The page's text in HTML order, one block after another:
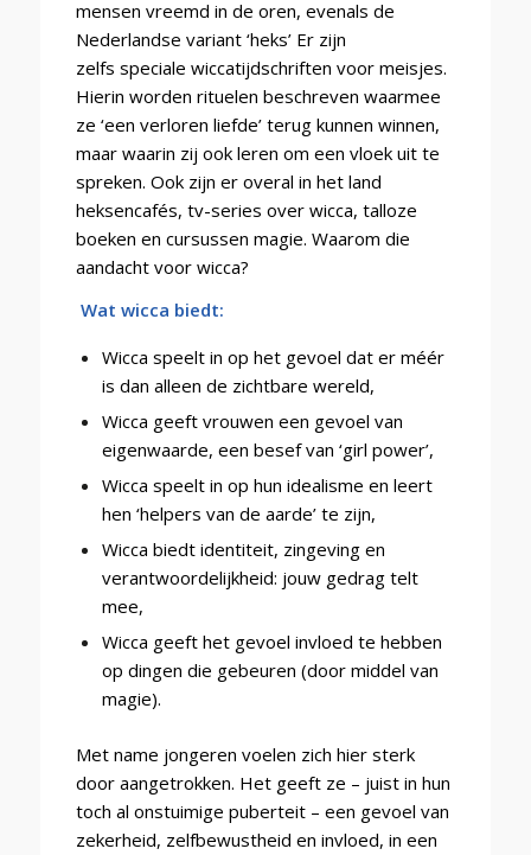
mensen vreemd in de oren, evenals de
Nederlandse variant ‘heks’ Er zijn
zelfs speciale wiccatijdschriften voor meisjes.
Hierin worden rituelen beschreven waarmee
ze ‘een verloren liefde’ terug kunnen winnen,
maar waarin zij ook leren om een vloek uit te
spreken. Ook zijn er overal in het land
heksencafés, tv-series over wicca, talloze
boeken en cursussen magie. Waarom die
aandacht voor wicca?
Wat wicca biedt:
Wicca speelt in op het gevoel dat er méér
is dan alleen de zichtbare wereld,
Wicca geeft vrouwen een gevoel van
eigenwaarde, een besef van ‘girl power’,
Wicca speelt in op hun idealisme en leert
hen ‘helpers van de aarde’ te zijn,
Wicca biedt identiteit, zingeving en
verantwoordelijkheid: jouw gedrag telt
mee,
Wicca geeft het gevoel invloed te hebben
op dingen die gebeuren (door middel van
magie).
Met name jongeren voelen zich hier sterk
door aangetrokken. Het geeft ze – juist in hun
toch al onstuimige puberteit – een gevoel van
zekerheid, zelfbewustheid en invloed, in een